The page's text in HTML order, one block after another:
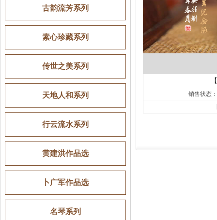
古韵流芳系列
素心珍藏系列
传世之美系列
天地人和系列
行云流水系列
黄建洪作品选
卜广军作品选
名琴系列
销售状态：